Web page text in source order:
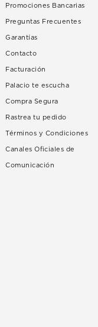
Promociones Bancarias
Preguntas Frecuentes
Garantías
Contacto
Facturación
Palacio te escucha
Compra Segura
Rastrea tu pedido
Términos y Condiciones
Canales Oficiales de
Comunicación